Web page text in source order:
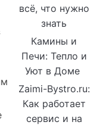
всё, что нужно
знать
Камины и
Печи: Тепло и
Уют в Доме
Zaimi-Bystro.ru:
Как работает
сервис и на